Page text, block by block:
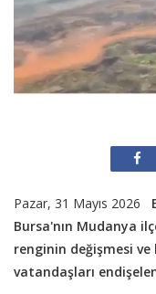
Pazar, 31 Mayıs 2026
Bursa'nın Mudanya
renginin değişmesi
vatandaşları